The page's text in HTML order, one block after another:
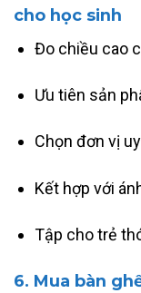
cho học sinh
Đo chiều cao
Ưu tiên sản
Chọn đơn vị
Kết hợp với
Tập cho trẻ
6. Mua bàn